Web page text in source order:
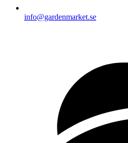
info@gardenmarket.se